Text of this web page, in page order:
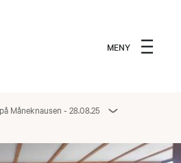
MENY
Måneknausen - 28.08.25